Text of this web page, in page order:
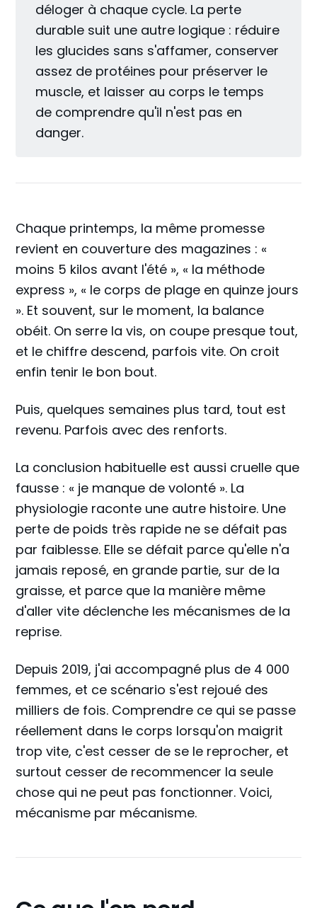
déloger à chaque cycle. La perte
durable suit une autre logique : réduire
les glucides sans s'affamer, conserver
assez de protéines pour préserver le
muscle, et laisser au corps le temps
de comprendre qu'il n'est pas en
danger.
Chaque printemps, la même promesse
revient en couverture des magazines : «
moins 5 kilos avant l'été », « la méthode
express », « le corps de plage en quinze jours
». Et souvent, sur le moment, la balance
obéit. On serre la vis, on coupe presque tout,
et le chiffre descend, parfois vite. On croit
enfin tenir le bon bout.
Puis, quelques semaines plus tard, tout est
revenu. Parfois avec des renforts.
La conclusion habituelle est aussi cruelle que
fausse : « je manque de volonté ». La
physiologie raconte une autre histoire. Une
perte de poids très rapide ne se défait pas
par faiblesse. Elle se défait parce qu'elle n'a
jamais reposé, en grande partie, sur de la
graisse, et parce que la manière même
d'aller vite déclenche les mécanismes de la
reprise.
Depuis 2019, j'ai accompagné plus de 4 000
femmes, et ce scénario s'est rejoué des
milliers de fois. Comprendre ce qui se passe
réellement dans le corps lorsqu'on maigrit
trop vite, c'est cesser de se le reprocher, et
surtout cesser de recommencer la seule
chose qui ne peut pas fonctionner. Voici,
mécanisme par mécanisme.